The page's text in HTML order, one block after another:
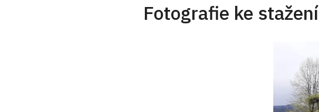
Fotografie ke stažení